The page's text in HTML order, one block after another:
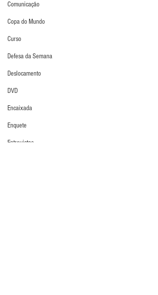
Comunicação
Copa do Mundo
Curso
Defesa da Semana
Deslocamento
DVD
Encaixada
Enquete
Entrevistas